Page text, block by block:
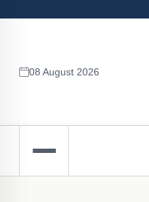
08 August 2026